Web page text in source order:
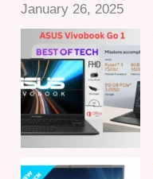
January 26, 2025